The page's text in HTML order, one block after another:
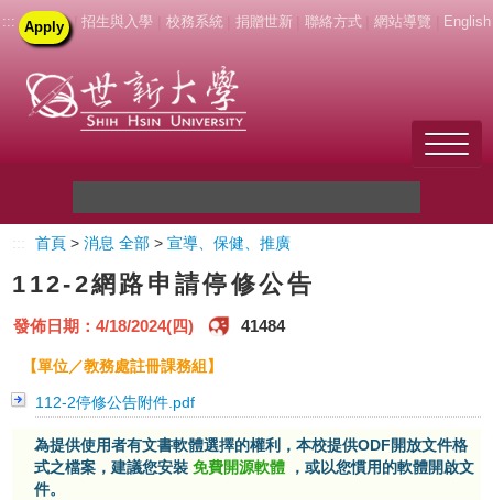
::: Apply | 招生與入學 校務系統 捐贈世新 聯絡方式 網站導覽 English
關於世新
新生
在校生
教職員
首頁 >消息 全部 >宣導、保健、推廣
112-2網路申請停修公告
發佈日期：4/18/2024(四) 41484
【單位／教務處註冊課務組】
112-2停修公告附件.pdf
為提供使用者有文書軟體選擇的權利，本校提供ODF開放文件格
式之檔案，建議您安裝免費開源軟體 ，或以您慣用的軟體開啟文
件。